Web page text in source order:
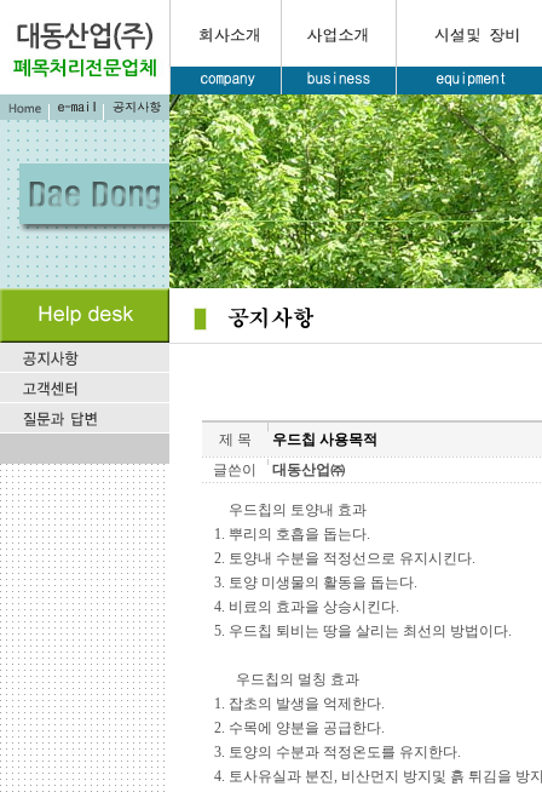
제 목
우드칩 사용목적
글쓴이
대동산업㈜
우드칩의 토양내 효과
1. 뿌리의 호흡을 돕
2. 토양내 수분을 적정선으로 유
3. 토양 미생물의 활동을
4. 비료의 효과을 상승
5. 우드칩 퇴비는 땅을 살리는 최선
우드칩의 멀칭
1. 잡초의 발생을 억
2. 수목에 양분을 공
3. 토양의 수분과 적정온도를
4. 토사유실과 분진, 비산먼지 방지및 흙